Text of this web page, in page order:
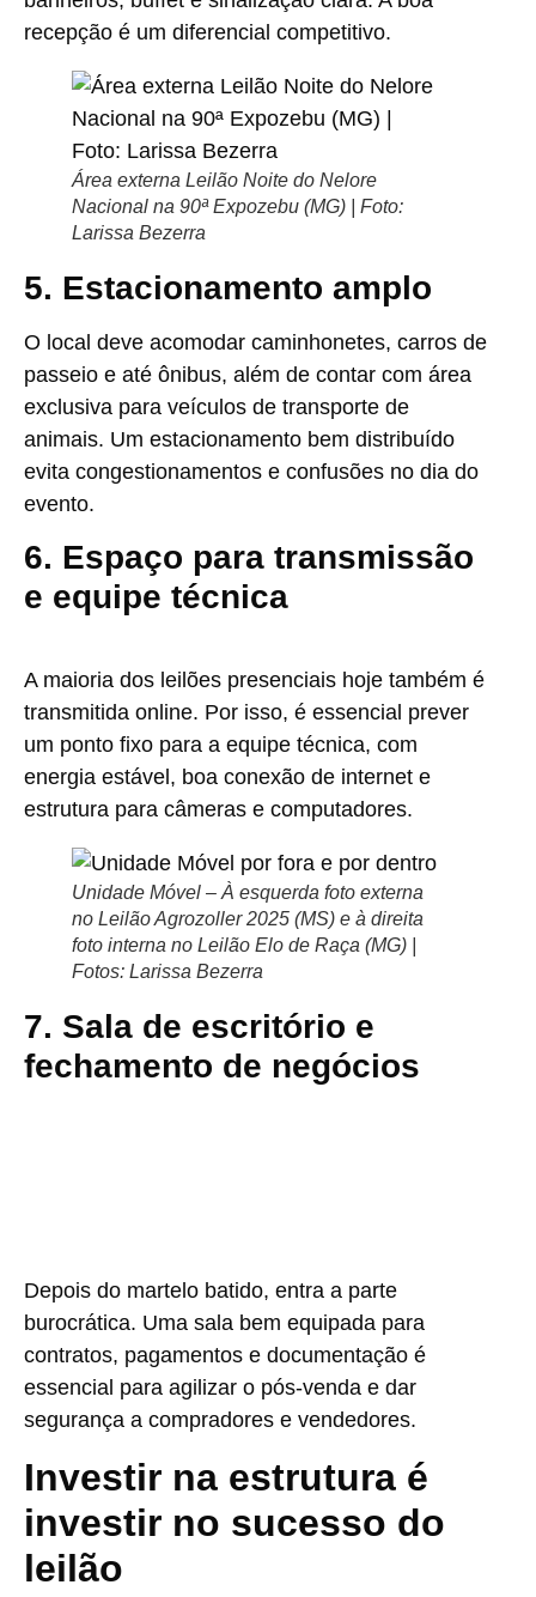
recepção é um diferencial competitivo.
Área externa Leilão Noite do Nelore
Nacional na 90ª Expozebu (MG) | Foto:
Larissa Bezerra
5. Estacionamento amplo
O local deve acomodar caminhonetes, carros de
passeio e até ônibus, além de contar com área
exclusiva para veículos de transporte de
animais. Um estacionamento bem distribuído
evita congestionamentos e confusões no dia do
evento.
6. Espaço para transmissão
e equipe técnica
A maioria dos leilões presenciais hoje também é
transmitida online. Por isso, é essencial prever
um ponto fixo para a equipe técnica, com
energia estável, boa conexão de internet e
estrutura para câmeras e computadores.
Unidade Móvel – À esquerda foto externa
no Leilão Agrozoller 2025 (MS) e à direita
foto interna no Leilão Elo de Raça (MG) |
Fotos: Larissa Bezerra
7. Sala de escritório e
fechamento de negócios
Depois do martelo batido, entra a parte
burocrática. Uma sala bem equipada para
contratos, pagamentos e documentação é
essencial para agilizar o pós-venda e dar
segurança a compradores e vendedores.
Investir na estrutura é
investir no sucesso do
leilão